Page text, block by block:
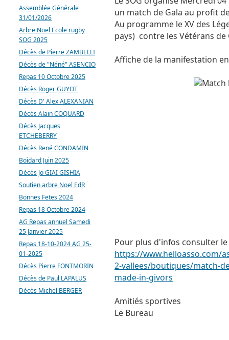
un match de Gala au profit
Au programme le XV des
pays) contre les Vétérans
Affiche de la manifestation
Pour plus d'infos consulter
https://www.helloasso.com/
2-vallees/boutiques/match-
made-in-givors
Amitiés sportives
Le Bureau
Assemblée Générale
31/01/2026
Arbre Noel Ecole rugby
SOG 2025
Décès de Pierre ZAMBELLI
Décès de "Néné" ASENCIO
Repas 10 Octobre 2025
Décès Roger GUYOT
Décès D' Alex ALEXANIAN
Décès Alain COQUARD
Décès Jacques
ETCHEBERRY
Décès René CONDAMIN
Boidard Juin 2025
Décès Jo GIAI GISHIA
Soutien arbre Noel EdR
Bonnes Fetes 2024
Repas 18 Octobre 2024
AG Repas annuel Samedi
25 Janvier 2025
Repas 18-10-2024 AG 25-
01-2025
Décès Pierre FONTMORIN
Décès de Paul LAPALUS
Décès Michel BERGER